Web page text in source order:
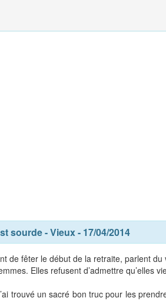
sourde-Vieux- 17/04/2014
de fêter le début de la retraite, parlent du
Elles refusent d’admettre qu’elles
trouvé un sacré bon truc pour les